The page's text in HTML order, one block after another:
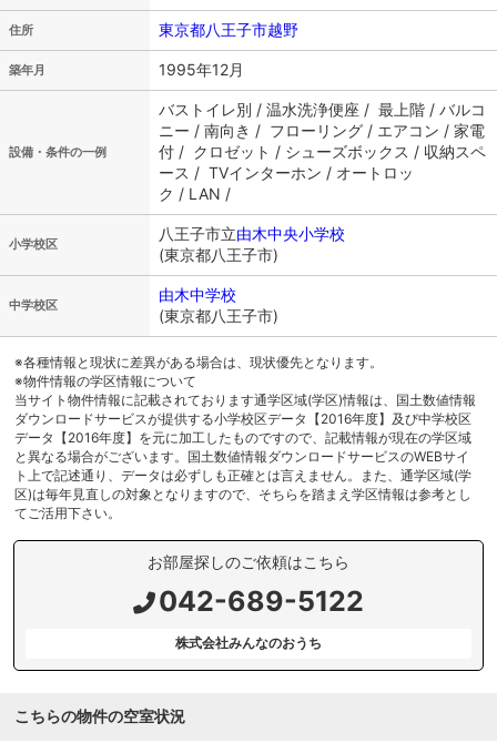
住所 東京都八王子市越野
築年月 1995年12月
設備・条件の一例
バストイレ別 / 温水洗浄便座 / 最上階 / バルコ
ニー / 南向き / フローリング / エアコン / 家電
付 / クロゼット / シューズボックス / 収納スペ
ース / TVインターホン / オートロッ
ク / LAN /
小学校区
八王子市立由木中央小学校
(東京都八王子市)
中学校区
由木中学校
(東京都八王子市)
※各種情報と現状に差異がある場合は、現状優先となります。
※物件情報の学区情報について
当サイト物件情報に記載されております通学区域(学区)情報は、国土数値情報
ダウンロードサービスが提供する小学校区データ【2016年度】及び中学校区
データ【2016年度】を元に加工したものですので、記載情報が現在の学区域
と異なる場合がございます。国土数値情報ダウンロードサービスのWEBサイ
ト上で記述通り、データは必ずしも正確とは言えません。また、通学区域(学
区)は毎年見直しの対象となりますので、そちらを踏まえ学区情報は参考とし
てご活用下さい。
お部屋探しのご依頼はこちら
042-689-5122
株式会社みんなのおうち
こちらの物件の空室状況